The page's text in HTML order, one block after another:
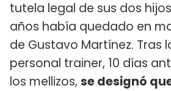
tutela legal de sus dos
años había quedado en
de Gustavo Martínez. Tras
personal trainer, 10 días
los mellizos, se designó